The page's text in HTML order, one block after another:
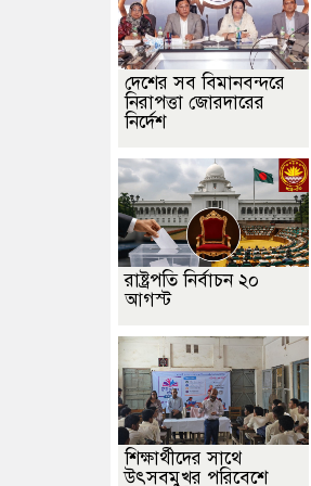
দেশের সব বিমানবন্দরে
নিরাপত্তা জোরদারের
নির্দেশ
রাষ্ট্রপতি নির্বাচন ২০
আগস্ট
শিক্ষার্থীদের সাথে
উৎসবমুখর পরিবেশে